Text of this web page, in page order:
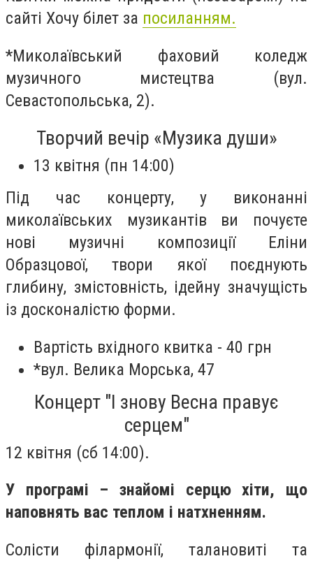
сайті Хочу білет за посиланням.
*Миколаївський фаховий коледж
музичного мистецтва (вул.
Севастопольська, 2).
Творчий вечір «Музика души»
13 квітня (пн 14:00)
Під час концерту, у виконанні
миколаївських музикантів ви почуєте
нові музичні композиції Еліни
Образцової, твори якої поєднують
глибину, змістовність, ідейну значущість
із досконалістю форми.
Вартість вхідного квитка - 40 грн
*вул. Велика Морська, 47
Концерт "І знову Весна правує
серцем"
12 квітня (сб 14:00).
У програмі – знайомі серцю хіти, що
наповнять вас теплом і натхненням.
Солісти філармонії, талановиті та